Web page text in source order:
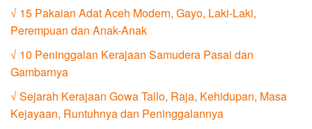
√ 15 Pakaian Adat Aceh Modern, Gayo, Laki-Laki,
Perempuan dan Anak-Anak
√ 10 Peninggalan Kerajaan Samudera Pasai dan
Gambarnya
√ Sejarah Kerajaan Gowa Tallo, Raja, Kehidupan, Masa
Kejayaan, Runtuhnya dan Peninggalannya